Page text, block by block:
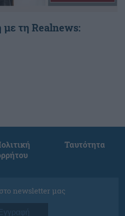
με τη Realnews:
Ταυτότητα
newsletter μας
Εγγραφή